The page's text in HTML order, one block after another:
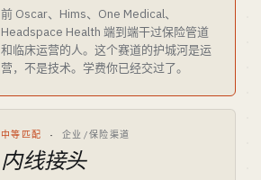
前 Oscar、Hims、One Medical、
Headspace Health 端到端干过保险管道
和临床运营的人。这个赛道的护城河是运
营，不是技术。学费你已经交过了。
中等匹配 · 企业/保险渠道
内线接头